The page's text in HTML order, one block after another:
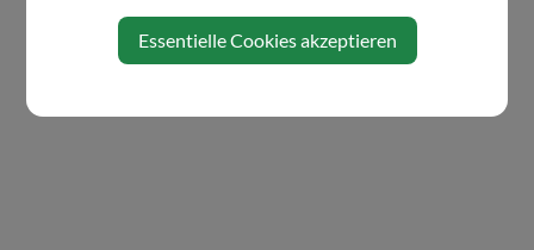
Essentielle Cookies akzeptieren